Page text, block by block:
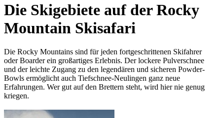
Die Skigebiete auf der Rocky
Mountain Skisafari
Die Rocky Mountains sind für jeden fortgeschrittenen Skifahrer
oder Boarder ein großartiges Erlebnis. Der lockere Pulverschnee
und der leichte Zugang zu den legendären und sicheren Powder-
Bowls ermöglicht auch Tiefschnee-Neulingen ganz neue
Erfahrungen. Wer gut auf den Brettern steht, wird hier nie genug
kriegen.